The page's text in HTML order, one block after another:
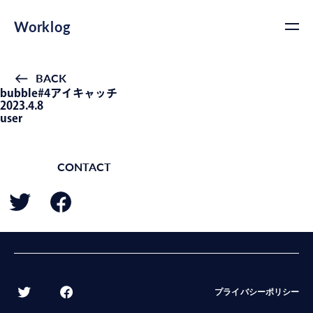
Worklog
BACK
bubble#4アイキャッチ
2023.4.8
user
CONTACT
プライバシーポリシー